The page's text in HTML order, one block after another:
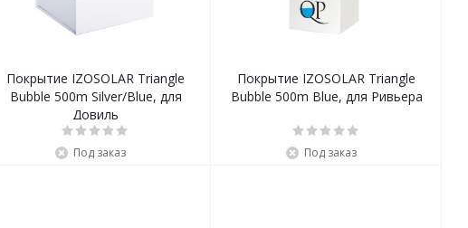
Покрытие IZOSOLAR Triangle
Bubble 500m Silver/Blue, для
Довиль
Под заказ
Покрытие IZOSOLAR Triangle
Bubble 500m Blue, для Ривьера
Под заказ